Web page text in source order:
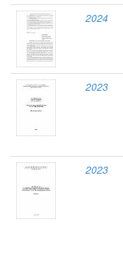
2024
2023
2023